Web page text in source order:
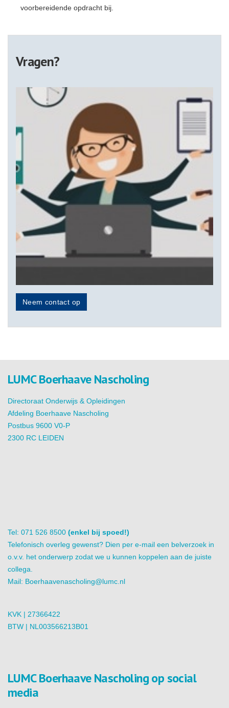
voorbereidende opdracht bij.
Vragen?
Neem contact op
LUMC Boerhaave Nascholing
Directoraat Onderwijs & Opleidingen
Afdeling Boerhaave Nascholing
Postbus 9600 V0-P
2300 RC LEIDEN
Tel: 071 526 8500 (enkel bij spoed!)
Telefonisch overleg gewenst? Dien per e-mail een belverzoek in
o.v.v. het onderwerp zodat we u kunnen koppelen aan de juiste
collega.
Mail: Boerhaavenascholing@lumc.nl
KVK | 27366422
BTW | NL003566213B01
LUMC Boerhaave Nascholing op social
media